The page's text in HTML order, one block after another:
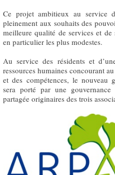
Ce projet ambitieux au service
pleinement aux souhaits des
meilleure qualité de services et de
en particulier les plus modestes.
Au service des résidents et
ressources humaines concourant
et des compétences, le nouveau
sera porté par une
partagée originaires des trois